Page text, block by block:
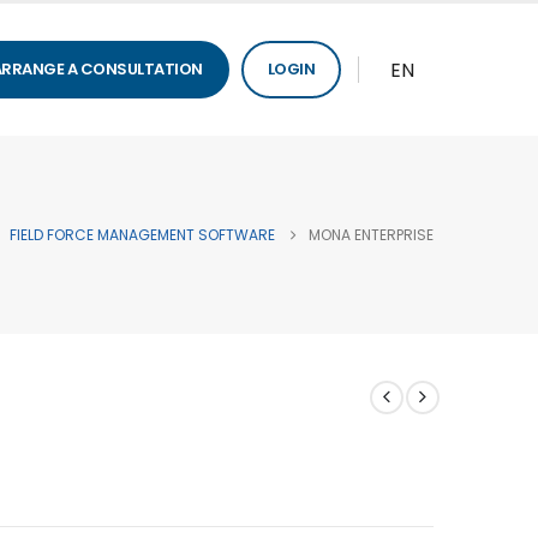
A CONSULTATION LOGIN EN
FIELD FORCE MANAGEMENT SOFTWARE MONA ENTERPRISE